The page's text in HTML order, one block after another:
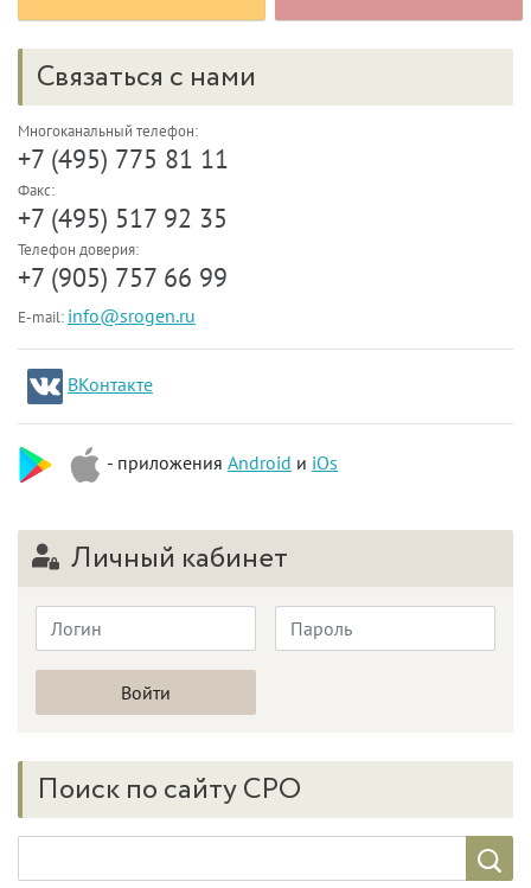
Связаться с нами
Многоканальный телефон:
+7 (495) 775 81 11
Факс:
+7 (495) 517 92 35
Телефон доверия:
+7 (905) 757 66 99
E-mail: info@srogen.ru
ВКонтакте
- приложения Android и iOs
Личный кабинет
Поиск по сайту СРО